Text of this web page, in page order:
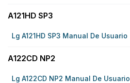
A121HD SP3
Lg A121HD SP3 Manual De Usuario
A122CD NP2
Lg A122CD NP2 Manual De Usuario